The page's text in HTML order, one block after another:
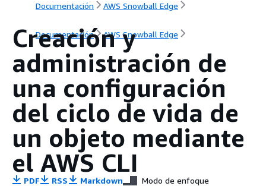
Documentación AWS Snowball Edge
Documentación AWS Snowball Edge
Creación y
administración de
una configuración
del ciclo de vida de
un objeto mediante
el AWS CLI
PDF RSS Markdown Modo de enfoque